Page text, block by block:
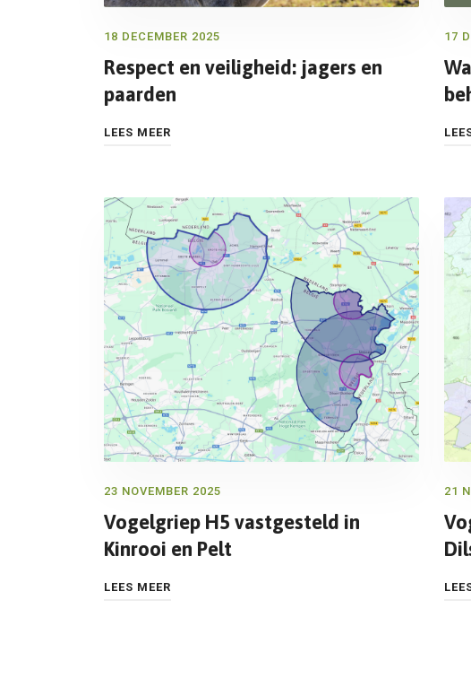
18 DECEMBER 2025
Respect en veiligheid: jagers en
paarden
LEES MEER
17
23 NOVEMBER 2025
Vogelgriep H5 vastgesteld in
Kinrooi en Pelt
LEES MEER
21